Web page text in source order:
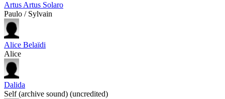
Artus Artus Solaro
Paulo / Sylvain
Alice Belaïdi
Alice
Dalida
Self (archive sound) (uncredited)